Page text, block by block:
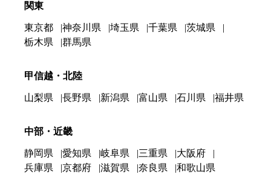
関東
東京都 神奈川県 埼玉県 千葉県
茨城県
栃木県
群馬県
甲信越・北陸
山梨県 長野県 新潟県 富山県 石川県 福井県
中部・近畿
静岡県 愛知県 岐阜県 三重県
大阪府
兵庫県
京都府 滋賀県 奈良県 和歌山県